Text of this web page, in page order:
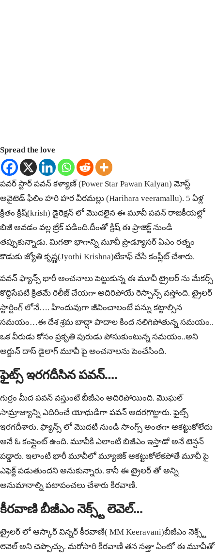
Spread the love
పవర్ స్టార్ పవన్ కళ్యాణ్ (Power Star Pawan Kalyan) మోస్ట్
అవైటెడ్ ఫిలిం హరి హర వీరమల్లు (Harihara veeramallu). 5 ఏళ్ల
క్రితం క్రిష్(krish) డైరెక్షన్ లో మొదలైన ఈ మూవీ పవన్ రాజకీయల్లో
బిజీ అవడం వల్ల బ్రేక్ పడింది.దీంతో క్రిష్ ఈ ప్రాజెక్ట్ నుండి
తప్పుకున్నాడు. మిగతా భాగాన్ని మూవీ ప్రొడ్యూసర్ ఏఎం రత్నం
కొడుకు జ్యోతి కృష్ణ(Jyothi Krishna)టేకాఫ్ చేసి కంప్లీట్ చేశారు.
పవన్ ఫ్యాన్స్ భారీ అంచనాలు పెట్టుకున్న ఈ మూవీ ట్రైలర్ ను మేకర్స్
కొద్దిసేపటి క్రితమే రిలీజ్ చేయగా అదిరిపోయే రెస్పాన్స్ వస్తోంది. ట్రైలర్
స్టార్టింగ్ లోనే…. హిందువుగా జీవించాలంటే పన్ను కట్టాల్సిన
సమయం…ఈ దేశ శ్రమ బాద్షా పాదాల కింద నలిగిపోతున్న సమయం..
ఒక వీరుడు కోసం ప్రకృతి పురుడు పోసుకుంటున్న సమయం..అని
అర్జున్ దాస్ డైలాగ్ మూవీ పై అంచనాలను పెంచేసింది.
ఫైట్స్ ఇరగదీసిన పవన్….
గుర్రం మీద పవన్ వస్తుంటే బీజీఎం అదిరిపోయింది. మొఘల్
సామ్రాజ్యాన్ని ఎదిరించే యోధుడిగా పవన్ అదరగొట్టారు. ఫైట్స్
ఇరగదీశారు. ఫ్యాన్స్ లో మొదటి నుండి సాంగ్స్ అంతగా ఆకట్టుకోలేదు
అనే ఓ కంప్లైంట్ ఉంది. మూవీకి ఎలాంటి బిజీఎం ఇస్తాడో అనే టెన్షన్
పడ్డారు. ఇలాంటి భారీ మూవీలో మ్యూజిక్ ఆకట్టుకోలేకపోతే మూవీ పై
ఎఫెక్ట్ పడుతుందని అనుకున్నారు. కానీ ఈ ట్రైలర్ తో అన్ని
అనుమానాల్ని పటాపంచలు చేశారు కీరవాణి.
కీరవాణి బీజీఎం నెక్స్ట్ లెవెల్…
ట్రైలర్ లో ఆస్కార్ విన్నర్ కీరవాణి( MM Keeravani)బీజీఎం నెక్స్ట్
లెవెల్ అని చెప్పొచ్చు. మరోసారి కీరవాణి తన సత్తా ఏంటో ఈ మూవీతో